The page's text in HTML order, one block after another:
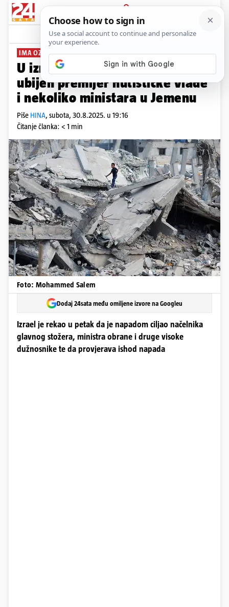
PRIJAVA
News Komentari
IMA OZLIJEĐENIH
U izraelskim zračnim napadima
ubijen premijer hutističke vlade
i nekoliko ministara u Jemenu
Piše HINA, subota, 30.8.2025. u 19:16
Čitanje članka: < 1 min
Foto: Mohammed Salem
Dodaj 24sata među omiljene izvore na Googleu
Izrael je rekao u petak da je napadom ciljao načelnika
glavnog stožera, ministra obrane i druge visoke
dužnosnike te da provjerava ishod napada